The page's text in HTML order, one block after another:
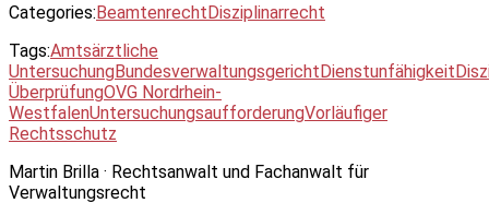
Categories:BeamtenrechtDisziplinarrecht
Tags:Amtsärztliche
UntersuchungBundesverwaltungsgerichtDienstunfähigkeit
ÜberprüfungOVG Nordrhein-
WestfalenUntersuchungsaufforderungVorläufiger
Rechtsschutz
Martin Brilla · Rechtsanwalt und Fachanwalt für
Verwaltungsrecht